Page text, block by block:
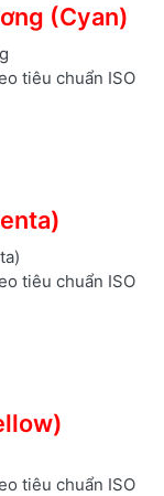
(Cyan)
tiêu chuẩn ISO
tiêu chuẩn ISO
tiêu chuẩn ISO